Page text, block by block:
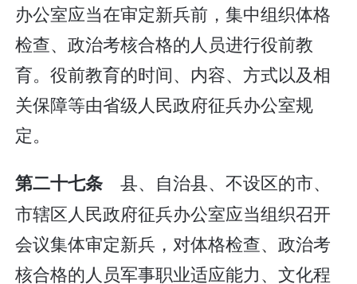
办公室应当在审定新兵前，集中组织体格
检查、政治考核合格的人员进行役前教
育。役前教育的时间、内容、方式以及相
关保障等由省级人民政府征兵办公室规
定。
第二十七条 县、自治县、不设区的市、
市辖区人民政府征兵办公室应当组织召开
会议集体审定新兵，对体格检查、政治考
核合格的人员军事职业适应能力、文化程